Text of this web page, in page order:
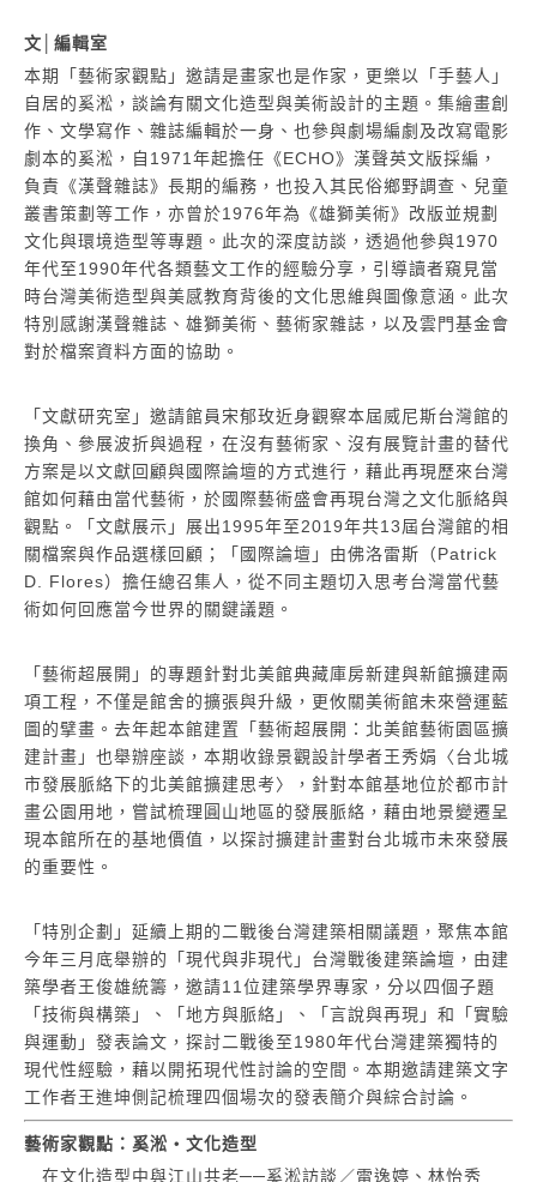
文│編輯室
本期「藝術家觀點」邀請是畫家也是作家，更樂以「手藝人」
自居的奚淞，談論有關文化造型與美術設計的主題。集繪畫創
作、文學寫作、雜誌編輯於一身、也參與劇場編劇及改寫電影
劇本的奚淞，自1971年起擔任《ECHO》漢聲英文版採編，
負責《漢聲雜誌》長期的編務，也投入其民俗鄉野調查、兒童
叢書策劃等工作，亦曾於1976年為《雄獅美術》改版並規劃
文化與環境造型等專題。此次的深度訪談，透過他參與1970
年代至1990年代各類藝文工作的經驗分享，引導讀者窺見當
時台灣美術造型與美感教育背後的文化思維與圖像意涵。此次
特別感謝漢聲雜誌、雄獅美術、藝術家雜誌，以及雲門基金會
對於檔案資料方面的協助。
「文獻研究室」邀請館員宋郁玫近身觀察本屆威尼斯台灣館的
換角、參展波折與過程，在沒有藝術家、沒有展覽計畫的替代
方案是以文獻回顧與國際論壇的方式進行，藉此再現歷來台灣
館如何藉由當代藝術，於國際藝術盛會再現台灣之文化脈絡與
觀點。「文獻展示」展出1995年至2019年共13屆台灣館的相
關檔案與作品選樣回顧；「國際論壇」由佛洛雷斯（Patrick
D. Flores）擔任總召集人，從不同主題切入思考台灣當代藝
術如何回應當今世界的關鍵議題。
「藝術超展開」的專題針對北美館典藏庫房新建與新館擴建兩
項工程，不僅是館舍的擴張與升級，更攸關美術館未來營運藍
圖的擘畫。去年起本館建置「藝術超展開：北美館藝術園區擴
建計畫」也舉辦座談，本期收錄景觀設計學者王秀娟〈台北城
市發展脈絡下的北美館擴建思考〉，針對本館基地位於都市計
畫公園用地，嘗試梳理圓山地區的發展脈絡，藉由地景變遷呈
現本館所在的基地價值，以探討擴建計畫對台北城市未來發展
的重要性。
「特別企劃」延續上期的二戰後台灣建築相關議題，聚焦本館
今年三月底舉辦的「現代與非現代」台灣戰後建築論壇，由建
築學者王俊雄統籌，邀請11位建築學界專家，分以四個子題
「技術與構築」、「地方與脈絡」、「言說與再現」和「實驗
與運動」發表論文，探討二戰後至1980年代台灣建築獨特的
現代性經驗，藉以開拓現代性討論的空間。本期邀請建築文字
工作者王進坤側記梳理四個場次的發表簡介與綜合討論。
藝術家觀點：奚淞・文化造型
在文化造型中與江山共老──奚淞訪談／雷逸婷、林怡秀